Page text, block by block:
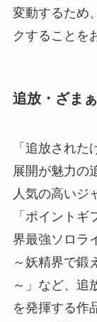
変動するため
クすることを
追放・ざま
「追放され
展開が魅力の
人気の高いジ
「ポイント
界最強ソロラ
～妖精界で鍛
～」など、追
を発揮する作